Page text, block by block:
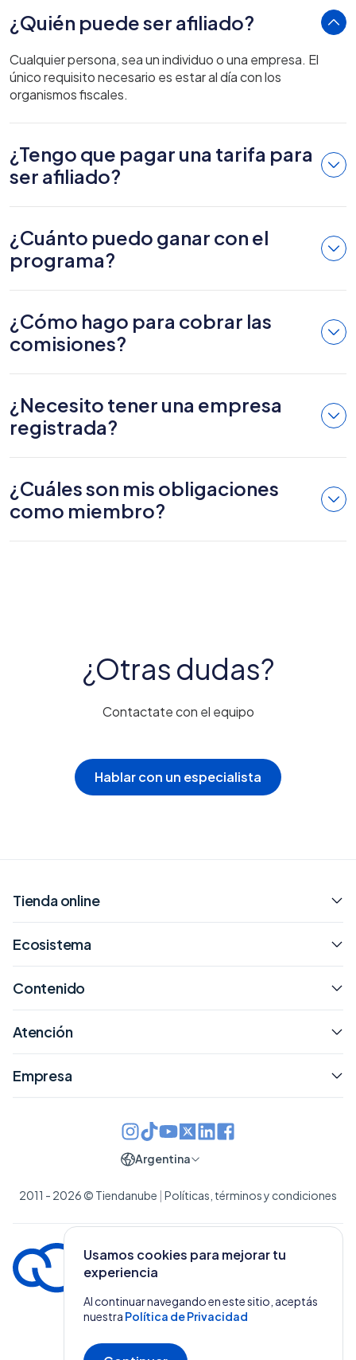
¿Quién puede ser afiliado?
Cualquier persona, sea un individuo o una empresa. El
único requisito necesario es estar al día con los
organismos fiscales.
¿Tengo que pagar una tarifa para
ser afiliado?
¿Cuánto puedo ganar con el
programa?
¿Cómo hago para cobrar las
comisiones?
¿Necesito tener una empresa
registrada?
¿Cuáles son mis obligaciones
como miembro?
¿Otras dudas?
Contactate con el equipo
Hablar con un especialista
Usamos cookies para mejorar tu
experiencia
Al continuar navegando en este sitio, aceptás
nuestra Política de Privacidad
Tienda online
Ecosistema
Contenido
Atención
Empresa
2011 - 2026 © Tiendanube | Políticas, términos y condiciones
Argentina